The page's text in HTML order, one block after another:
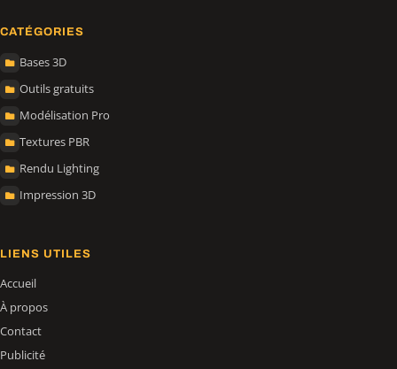
CATÉGORIES
Bases 3D
Outils gratuits
Modélisation Pro
Textures PBR
Rendu Lighting
Impression 3D
LIENS UTILES
Accueil
À propos
Contact
Publicité